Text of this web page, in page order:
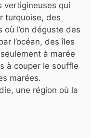
vertigineuses qui
turquoise, des
l’on déguste des
l’océan, des îles
à marée
à couper le souffle
marées.
une région où la